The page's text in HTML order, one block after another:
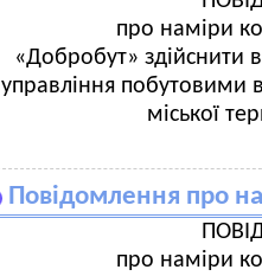
про наміри
«Добробут» здійснити
управління побутовими
міської
Повідомлення про
про наміри